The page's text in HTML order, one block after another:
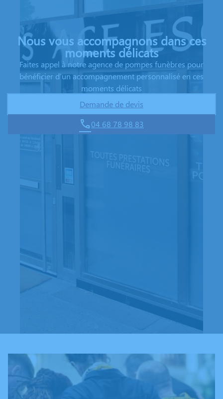
Nous vous accompagnons dans ces
moments délicats
Faites appel à notre agence de pompes funèbres pour
bénéficier d’un accompagnement personnalisé en ces
moments délicats
Demande de devis
04 68 78 98 83